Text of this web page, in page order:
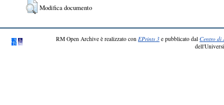
Modifica documento
RM Open Archive è realizzato con EPrints 3 e pubblicato dal Centro di